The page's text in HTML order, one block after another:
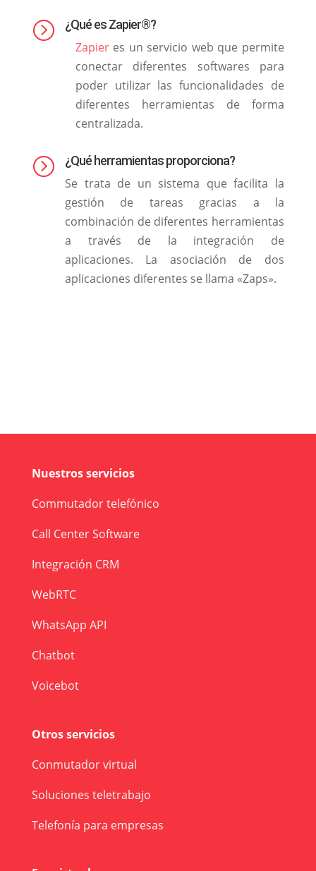
= ¿Qué es Zapier®?
Zapieres un servicio web que permite
conectar diferentes softwares para
poder utilizar las funcionalidades de
diferentes herramientas de forma
centralizada.
= ¿Qué herramientas proporciona?
Se trata de un sistema que facilita la
gestión de tareas gracias a la
combinación de diferentes herramientas
a través de la integración de
aplicaciones. La asociación de dos
aplicaciones diferentes se llama «Zaps».
Nuestros servicios
Commutador telefónico
Call Center Software
Integración CRM
WebRTC
WhatsApp API
Chatbot
Voicebot
Otros servicios
Conmutador virtual
Soluciones teletrabajo
Telefonía para empresas